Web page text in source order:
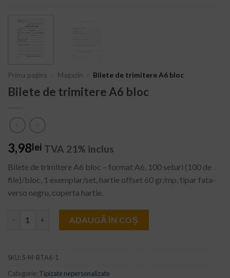
Prima pagina Magazin Bilete de trimitere A6 bloc
Bilete de trimitere A6 bloc
3,98lei TVA 21% inclus
Bilete de trimitere A6 bloc – format A6, 100 seturi (100 de
file)/bloc, 1 exemplar/set, hartie offset 60 gr/mp, tipar fata-
verso negru, coperta hartie.
Cantitate Bilete de trimitere A6 bloc
ADAUGĂ ÎN COȘ
SKU: S-M-BTA6-1
Categorie: Tipizate nepersonalizate